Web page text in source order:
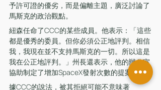
予許可證的優劣，而是偏離主題，廣泛討論了
馬斯克的政治觀點。
紐森任命了CCC的某些成員。他表示：「這些
都是優秀的委員。但你必須公正地評判。相信
我，我現在並不支持馬斯克的一切。所以這是
我在公正地評判。」州長還表示，他的辦公室
協助制定了增加SpaceX發射次數的提案。
據CCC的說法，被其拒絕可能不意味著